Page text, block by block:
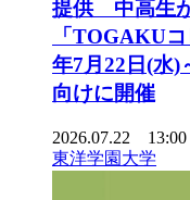
提供 中高生
「TOGAKU
年7月22日(水
向けに開催
2026.07.22 13:00
東洋学園大学